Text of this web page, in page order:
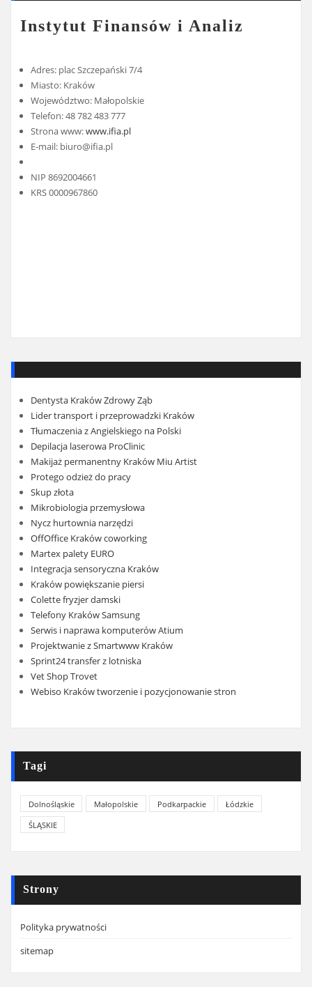
Instytut Finansów i Analiz
Adres: plac Szczepański 7/4
Miasto: Kraków
Województwo: Małopolskie
Telefon: 48 782 483 777
Strona www:www.ifia.pl
E-mail: biuro@ifia.pl
NIP 8692004661
KRS 0000967860
Dentysta Kraków Zdrowy Ząb
Lider transport i przeprowadzki Kraków
Tłumaczenia z Angielskiego na Polski
Depilacja laserowa ProClinic
Makijaż permanentny Kraków Miu Artist
Protego odzież do pracy
Skup złota
Mikrobiologia przemysłowa
Nycz hurtownia narzędzi
OffOffice Kraków coworking
Martex palety EURO
Integracja sensoryczna Kraków
Kraków powiększanie piersi
Colette fryzjer damski
Telefony Kraków Samsung
Serwis i naprawa komputerów Atium
Projektwanie z Smartwww Kraków
Sprint24 transfer z lotniska
Vet Shop Trovet
Webiso Kraków tworzenie i pozycjonowanie stron
Tagi
Dolnośląskie Małopolskie Podkarpackie
Łódzkie
ŚLĄSKIE
Strony
Polityka prywatności
sitemap